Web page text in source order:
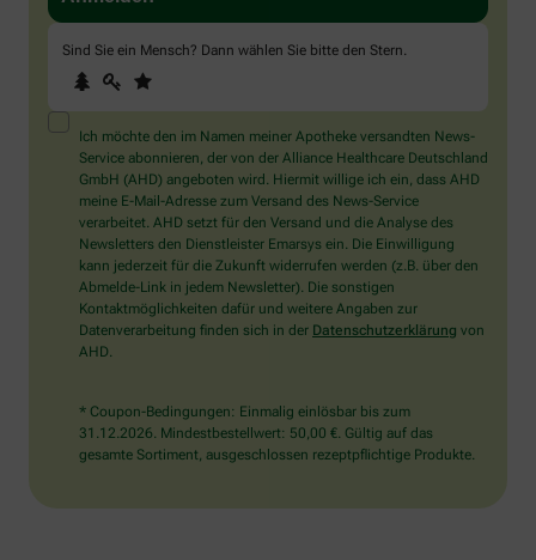
Sind Sie ein Mensch? Dann wählen Sie bitte den Stern
Sind
Sie
ein
Mensch?
Dann
wählen
Sie
bitte
den
Stern.
1 2
Ich möchte den im Namen meiner Apotheke versandten News-
Service abonnieren, der von der Alliance Healthcare Deutschland
GmbH (AHD) angeboten wird. Hiermit willige ich ein, dass AHD
meine E-Mail-Adresse zum Versand des News-Service
verarbeitet. AHD setzt für den Versand und die Analyse des
Newsletters den Dienstleister Emarsys ein. Die Einwilligung
kann jederzeit für die Zukunft widerrufen werden (z.B. über den
Abmelde-Link in jedem Newsletter). Die sonstigen
Kontaktmöglichkeiten dafür und weitere Angaben zur
Datenverarbeitung finden sich in der Datenschutzerklärung von
AHD.
* Coupon-Bedingungen: Einmalig einlösbar bis zum
31.12.2026. Mindestbestellwert: 50,00 €. Gültig auf das
gesamte Sortiment, ausgeschlossen rezeptpflichtige Produkte.